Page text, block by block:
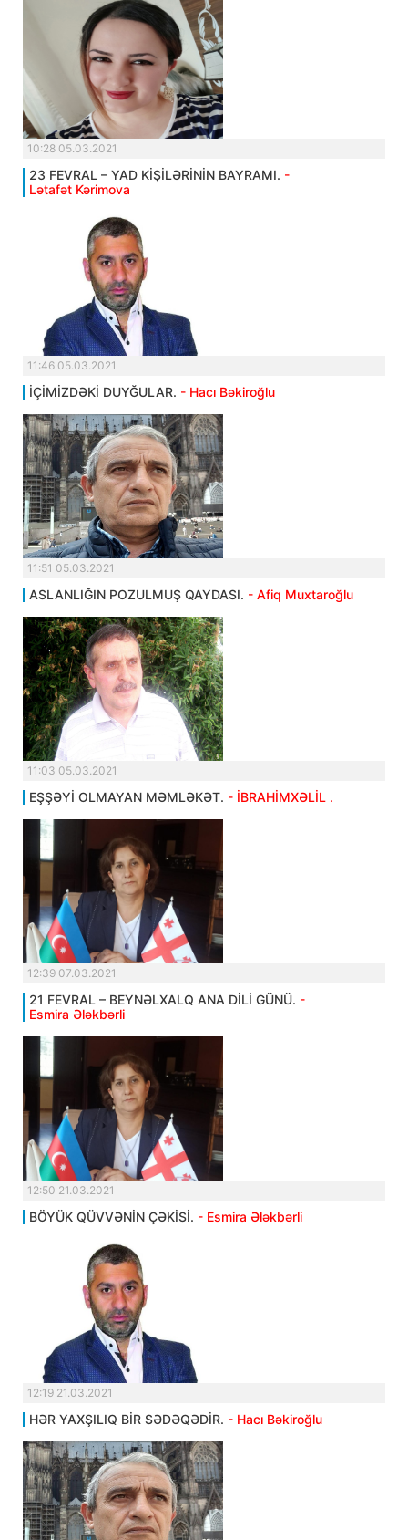
10:28 05.03.2021
23 FEVRAL – YAD KİŞİLƏRİNİN BAYRAMI. -
Lətafət Kərimova
11:46 05.03.2021
İÇİMİZDƏKİ DUYĞULAR. - Hacı Bəkiroğlu
11:51 05.03.2021
ASLANLIĞIN POZULMUŞ QAYDASI. - Afiq Muxtaroğlu
11:03 05.03.2021
EŞŞƏYİ OLMAYAN MƏMLƏKƏT. - İBRAHİMXƏLİL .
12:39 07.03.2021
21 FEVRAL – BEYNƏLXALQ ANA DİLİ GÜNÜ. -
Esmira Ələkbərli
12:50 21.03.2021
BÖYÜK QÜVVƏNİN ÇƏKİSİ. - Esmira Ələkbərli
12:19 21.03.2021
HƏR YAXŞILIQ BİR SƏDƏQƏDİR. - Hacı Bəkiroğlu